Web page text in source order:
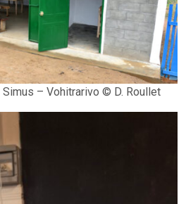
– Vohitrarivo © D. Roullet